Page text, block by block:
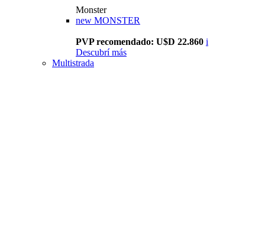
Monster
new MONSTER
PVP recomendado: U$D 22.860 i
Descubrí más
Multistrada